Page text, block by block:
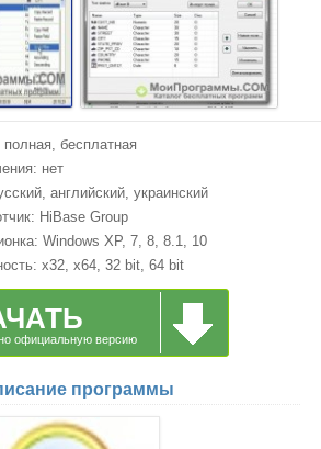
полная, бесплатная
нет
английский, украинский
HiBase Group
Windows XP, 7, 8, 8.1, 10
x32, x64, 32 bit, 64 bit
официальную версию
программы